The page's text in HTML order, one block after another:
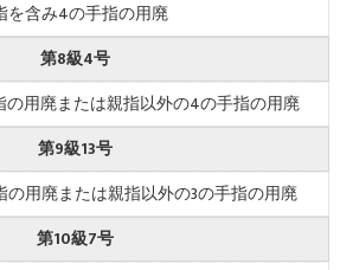
を含み4の手指の用廃
第8級4号
の用廃または親指以外の4の手指の用廃
第9級13号
の用廃または親指以外の3の手指の用廃
第10級7号